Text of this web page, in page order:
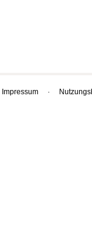
Impressum ·